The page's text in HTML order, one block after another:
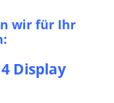
wir für Ihr
Display